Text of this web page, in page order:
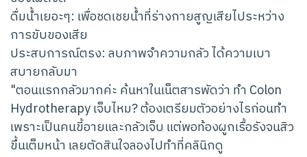
ดื่มน้ำเยอะๆ: เพื่อชดเชยน้ำที่ร่างกายสูญเสียไประหว่าง
การขับของเสีย
ประสบการณ์ตรง: ลบภาพจำความกลัว ได้ความเบา
สบายกลับมา
"ตอนแรกกลัวมากค่ะ ค้นหาในเน็ตสารพัดว่า ทำ Colon
Hydrotherapy เจ็บไหม? ต้องเตรียมตัวอย่างไรก่อนทำ
เพราะเป็นคนขี้อายและกลัวเจ็บ แต่พอท้องผูกเรื้อรังจนสิว
ขึ้นเต็มหน้า เลยตัดสินใจลองไปทำที่คลินิกดู